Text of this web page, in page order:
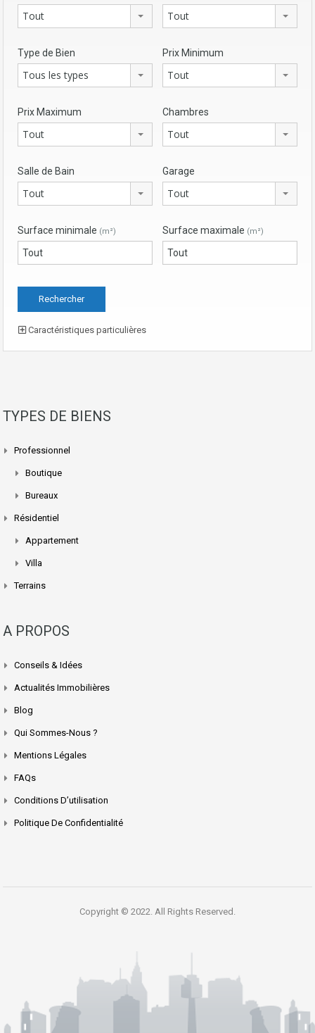
Tout Tout
Type de Bien
Tous les types
Prix Minimum
Tout
Prix Maximum
Tout
Chambres
Tout
Salle de Bain
Tout
Garage
Tout
Surface minimale (m²) Surface maximale (m²)
Caractéristiques particulières
TYPES DE BIENS
Professionnel
Boutique
Bureaux
Résidentiel
Appartement
Villa
Terrains
A PROPOS
Conseils & Idées
Actualités Immobilières
Blog
Qui Sommes-Nous ?
Mentions Légales
FAQs
Conditions D’utilisation
Politique De Confidentialité
Copyright © 2022. All Rights Reserved.